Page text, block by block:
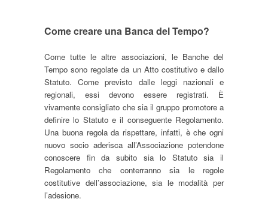
Come creare una Banca del Tempo?
Come tutte le altre associazioni, le Banche del
Tempo sono regolate da un Atto costitutivo e dallo
Statuto. Come previsto dalle leggi nazionali e
regionali, essi devono essere registrati. È
vivamente consigliato che sia il gruppo promotore a
definire lo Statuto e il conseguente Regolamento.
Una buona regola da rispettare, infatti, è che ogni
nuovo socio aderisca all’Associazione potendone
conoscere fin da subito sia lo Statuto sia il
Regolamento che conterranno sia le regole
costitutive dell’associazione, sia le modalità per
l’adesione.